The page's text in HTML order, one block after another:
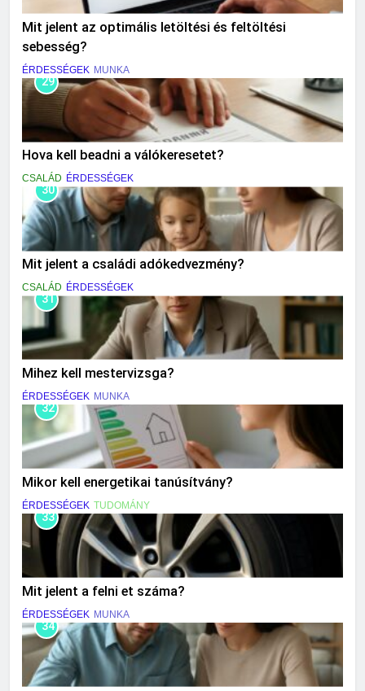
Mit jelent az optimális letöltési és feltöltési
sebesség?
ÉRDESSÉGEK MUNKA
29
Hova kell beadni a válókeresetet?
CSALÁD ÉRDESSÉGEK
30
Mit jelent a családi adókedvezmény?
CSALÁD ÉRDESSÉGEK
31
Mihez kell mestervizsga?
ÉRDESSÉGEK MUNKA
32
Mikor kell energetikai tanúsítvány?
ÉRDESSÉGEK TUDOMÁNY
33
Mit jelent a felni et száma?
ÉRDESSÉGEK MUNKA
34